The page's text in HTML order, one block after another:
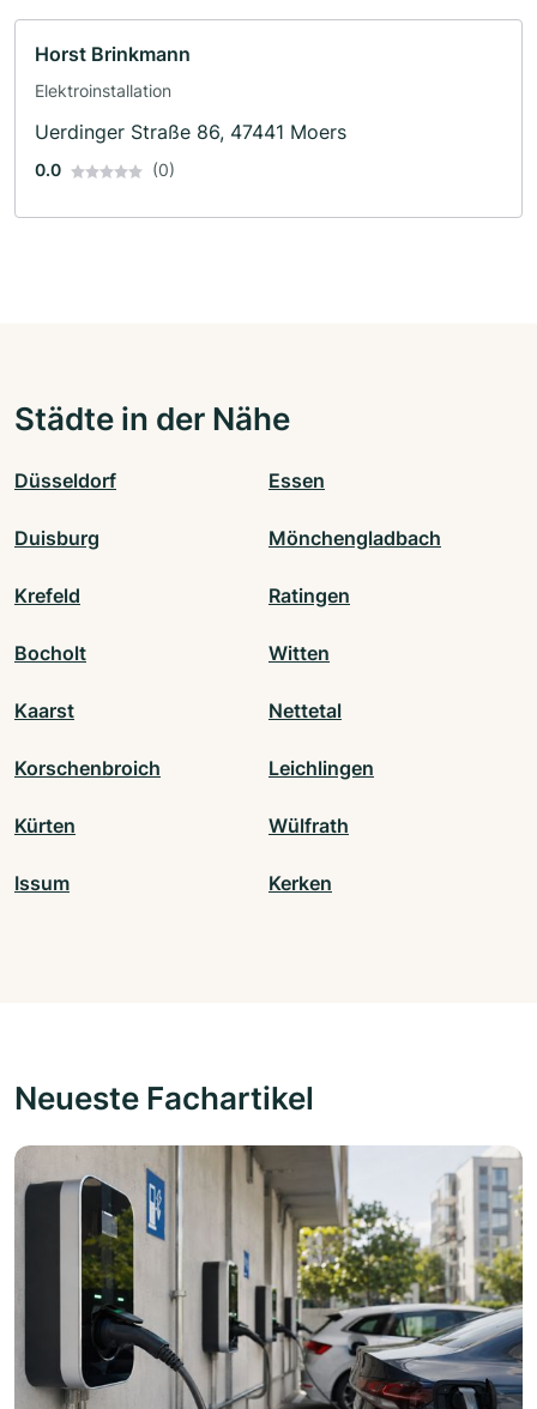
Horst Brinkmann
Elektroinstallation
Uerdinger Straße 86, 47441 Moers
0.0 (0)
Städte in der Nähe
Düsseldorf Essen
Duisburg Mönchengladbach
Krefeld Ratingen
Bocholt Witten
Kaarst Nettetal
Korschenbroich Leichlingen
Kürten Wülfrath
Issum Kerken
Neueste Fachartikel